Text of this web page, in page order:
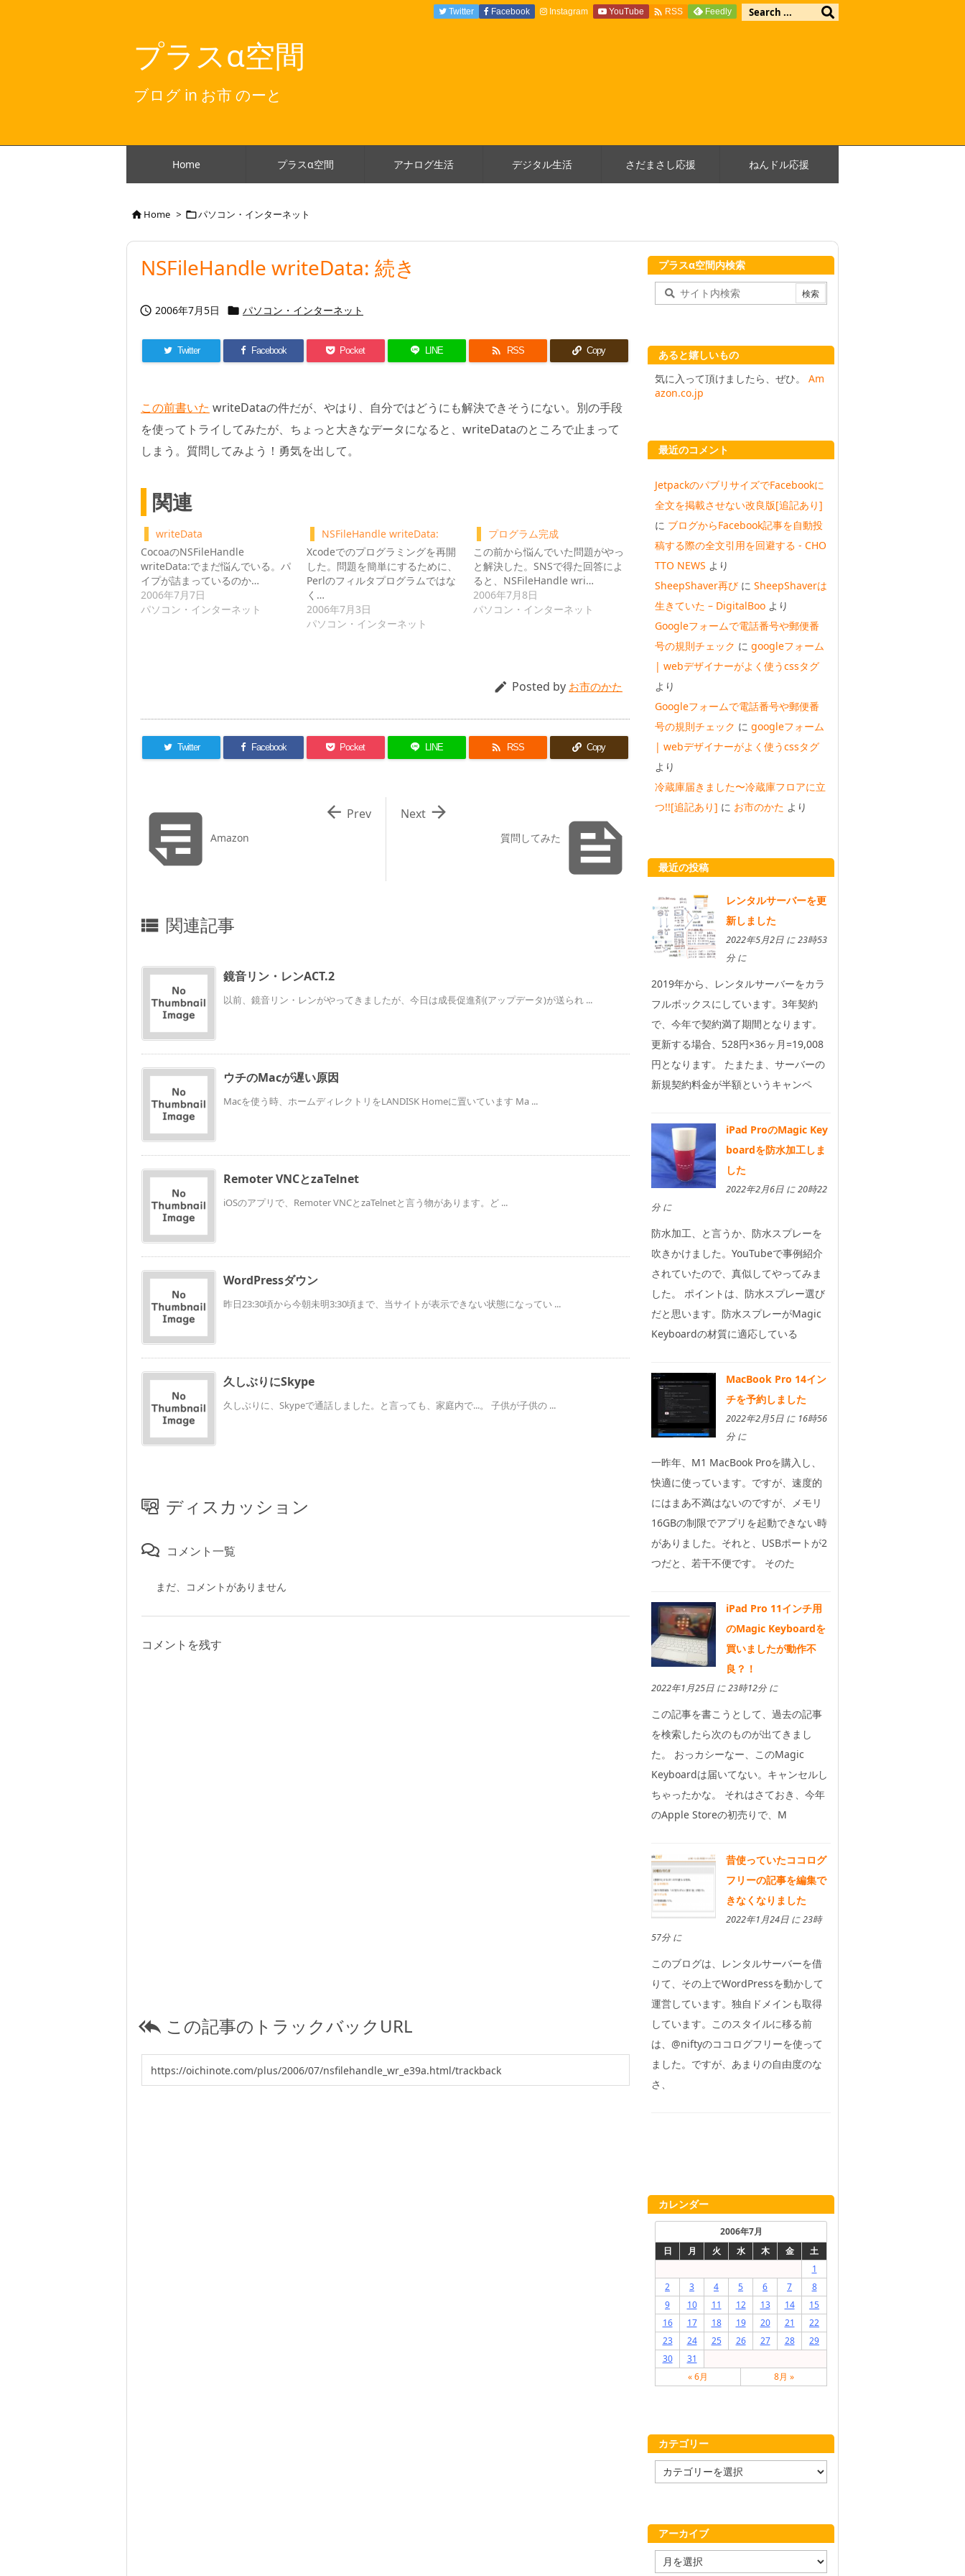
プラスα空間
ブログ in お市 のーと
Home プラスα空間 アナログ生活 デジタル生活 さだまさし応援 ねんドル応援
Twitter Facebook Instagram YouTube  RSS Feedly
Home > パソコン・インターネット
NSFileHandle writeData: 続き
 2006年7月5日  パソコン・インターネット
Twitter Facebook Pocket LINE  RSS Copy
この前書いた writeDataの件だが、やはり、自分ではどうにも解決できそうにない。別の手段
を使ってトライしてみたが、ちょっと大きなデータになると、writeDataのところで止まって
しまう。質問してみよう！勇気を出して。
関連
writeData
CocoaのNSFileHandle
writeData:でまだ悩んでいる。パ
イプが詰まっているのか…
2006年7月7日
パソコン・インターネット
NSFileHandle writeData:
Xcodeでのプログラミングを再開
した。問題を簡単にするために、
Perlのフィルタプログラムではな
く…
2006年7月3日
パソコン・インターネット
プログラム完成
この前から悩んでいた問題がやっ
と解決した。SNSで得た回答によ
ると、NSFileHandle wri…
2006年7月8日
パソコン・インターネット
 Posted by お市のかた
Twitter Facebook Pocket LINE  RSS Copy

質問してみた

Next
Amazon
 Prev
 関連記事
鏡音リン・レンACT.2
以前、鏡音リン・レンがやってきましたが、今日は成長促進剤(アップデータ)が送られ ...
ウチのMacが遅い原因
Macを使う時、ホームディレクトリをLANDISK Homeに置いています Ma ...
Remoter VNCとzaTelnet
iOSのアプリで、Remoter VNCとzaTelnetと言う物があります。ど ...
WordPressダウン
昨日23:30頃から今朝未明3:30頃まで、当サイトが表示できない状態になってい ...
久しぶりにSkype
久しぶりに、Skypeで通話しました。と言っても、家庭内で...。 子供が子供の ...
ディスカッション
コメント一覧
まだ、コメントがありません
コメントを残す
 この記事のトラックバックURL
プラスα空間内検索
あると嬉しいもの
気に入って頂けましたら、ぜひ。 Am
azon.co.jp
最近のコメント
JetpackのパブリサイズでFacebookに
全文を掲載させない改良版[追記あり]
に ブログからFacebook記事を自動投
稿する際の全文引用を回避する - CHO
TTO NEWS より
SheepShaver再び に SheepShaverは
生きていた – DigitalBoo より
Googleフォームで電話番号や郵便番
号の規則チェック に googleフォーム
| webデザイナーがよく使うcssタグ
より
Googleフォームで電話番号や郵便番
号の規則チェック に googleフォーム
| webデザイナーがよく使うcssタグ
より
冷蔵庫届きました〜冷蔵庫フロアに立
つ!![追記あり] に お市のかた より
最近の投稿
レンタルサーバーを更
新しました
2022年5月2日 に 23時53
分 に
2019年から、レンタルサーバーをカラ
フルボックスにしています。3年契約
で、今年で契約満了期間となります。
更新する場合、528円×36ヶ月=19,008
円となります。 たまたま、サーバーの
新規契約料金が半額というキャンペ
iPad ProのMagic Key
boardを防水加工しま
した
2022年2月6日 に 20時22
分 に
防水加工、と言うか、防水スプレーを
吹きかけました。YouTubeで事例紹介
されていたので、真似してやってみま
した。 ポイントは、防水スプレー選び
だと思います。防水スプレーがMagic
Keyboardの材質に適応している
MacBook Pro 14イン
チを予約しました
2022年2月5日 に 16時56
分 に
一昨年、M1 MacBook Proを購入し、
快適に使っています。ですが、速度的
にはまあ不満はないのですが、メモリ
16GBの制限でアプリを起動できない時
がありました。それと、USBポートが2
つだと、若干不便です。 そのた
iPad Pro 11インチ用
のMagic Keyboardを
買いましたが動作不
良？！
2022年1月25日 に 23時12分 に
この記事を書こうとして、過去の記事
を検索したら次のものが出てきまし
た。 おっカシーなー、このMagic
Keyboardは届いてない。キャンセルし
ちゃったかな。 それはさておき、今年
のApple Storeの初売りで、M
昔使っていたココログ
フリーの記事を編集で
きなくなりました
2022年1月24日 に 23時
57分 に
このブログは、レンタルサーバーを借
りて、その上でWordPressを動かして
運営しています。独自ドメインも取得
しています。このスタイルに移る前
は、@niftyのココログフリーを使って
ました。ですが、あまりの自由度のな
さ、
カレンダー
2006年7月
日
月 火 水 木 金
土
1
2
3 4 5 6 7
8
9
10 11 12 13 14
15
16
17 18 19 20 21
22
23
24 25 26 27 28
29
30
31
« 6月
8月 »
カテゴリー
テ
ー
アーカイブ
ー